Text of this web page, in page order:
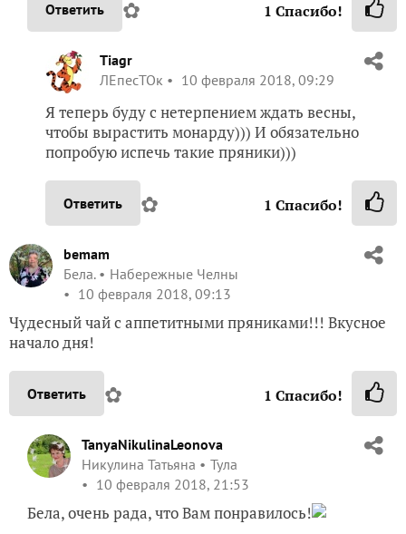
Ответить ✿ 1 Спасибо!
Tiagr
ЛЕпесТОк
10 февраля 2018, 09:29
Я теперь буду с нетерпением ждать весны,
чтобы вырастить монарду))) И обязательно
попробую испечь такие пряники)))
Ответить ✿ 1 Спасибо!
bemam
Бела.
Набережные Челны
10 февраля 2018, 09:13
Чудесный чай с аппетитными пряниками!!! Вкусное
начало дня!
Ответить ✿ 1 Спасибо!
TanyaNikulinaLeonova
Никулина Татьяна
Тула
10 февраля 2018, 21:53
Бела, очень рада, что Вам понравилось!